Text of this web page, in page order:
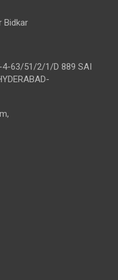
Bidkar
4-63/51/2/1/D 889 SAI